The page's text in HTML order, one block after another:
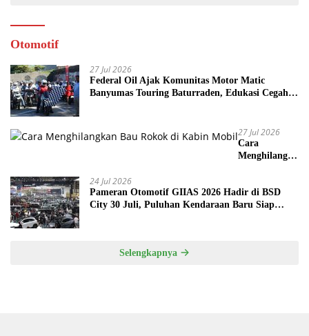
Otomotif
27 Jul 2026
Federal Oil Ajak Komunitas Motor Matic
Banyumas Touring Baturraden, Edukasi Cegah
27 Jul 2026
Cara
Menghilangka
Mobil
24 Jul 2026
Pameran Otomotif GIIAS 2026 Hadir di BSD
City 30 Juli, Puluhan Kendaraan Baru Siap
Selengkapnya